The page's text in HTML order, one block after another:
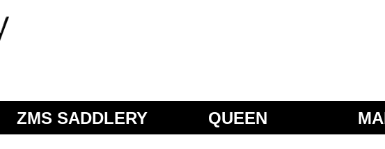
ZMS SADDLERY
QUEEN